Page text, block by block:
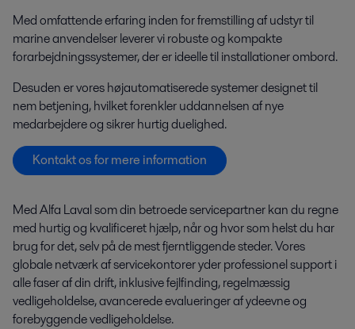
Med omfattende erfaring inden for fremstilling af udstyr til
marine anvendelser leverer vi robuste og kompakte
forarbejdningssystemer, der er ideelle til installationer ombord.
Desuden er vores højautomatiserede systemer designet til
nem betjening, hvilket forenkler uddannelsen af nye
medarbejdere og sikrer hurtig duelighed.
Kontakt os for mere information
Med Alfa Laval som din betroede servicepartner kan du regne
med hurtig og kvalificeret hjælp, når og hvor som helst du har
brug for det, selv på de mest fjerntliggende steder. Vores
globale netværk af servicekontorer yder professionel support i
alle faser af din drift, inklusive fejlfinding, regelmæssig
vedligeholdelse, avancerede evalueringer af ydeevne og
forebyggende vedligeholdelse.